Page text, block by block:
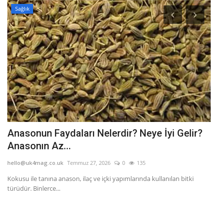
Sağlık
Anasonun Faydaları Nelerdir? Neye İyi Gelir?
Anasonın Az...
hello@uk4mag.co.uk Temmuz 27, 2026 0 135
Kokusu ile tanına anason, ilaç ve içki yapımlarında kullanılan bitki
türüdür. Binlerce...